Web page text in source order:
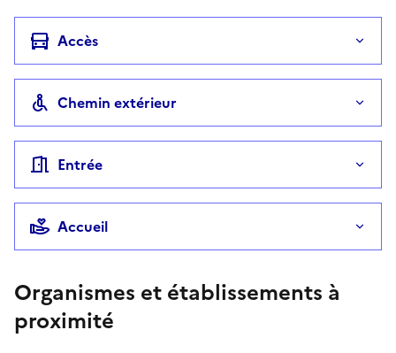
Accès
Chemin extérieur
Entrée
Accueil
Organismes et établissements à
proximité